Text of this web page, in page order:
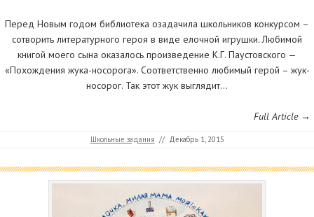
Перед Новым годом библиотека озадачила школьников конкурсом –
сотворить литературного героя в виде елочной игрушки. Любимой
книгой моего сына оказалось произведение К.Г. Паустовского —
«Похождения жука-носорога». Соответственно любимый герой – жук-
носорог. Так этот жук выглядит…
Full Article →
Школьные задания // Декабрь 1, 2015